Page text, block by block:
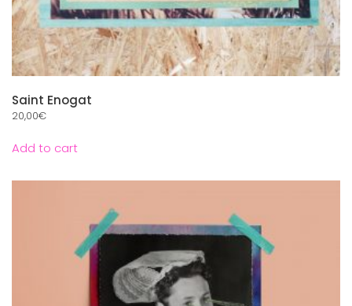
Saint Enogat
20,00€
Add to cart